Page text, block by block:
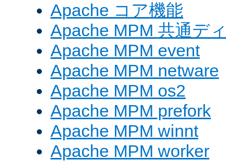
Apache コア機能
Apache MPM 共通デ
Apache MPM event
Apache MPM netware
Apache MPM os2
Apache MPM prefork
Apache MPM winnt
Apache MPM worker